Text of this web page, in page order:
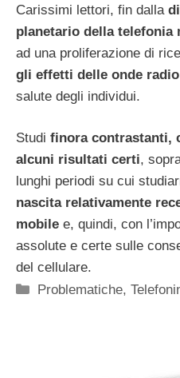
Carissimi lettori, fin dalla
planetario della telefonia
ad una proliferazione di
gli effetti delle onde radio
salute degli individui.
Studi finora contrastanti,
alcuni risultati certi,
lunghi periodi su cui
nascita relativamente
mobile e, quindi, con
assolute e certe sulle
del cellulare.
Categorie
Problematiche,